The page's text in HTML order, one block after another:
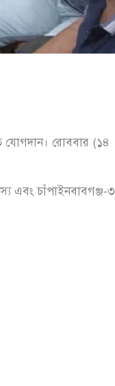
যোগদান। রোববার (১৪
এবং চাঁপাইনবাবগঞ্জ-৩